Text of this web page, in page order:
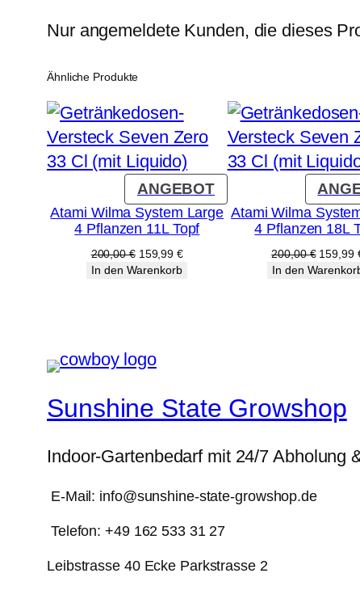
Nur angemeldete Kunden, die dieses
Ähnliche Produkte
ANGEBOTPRODUKT
IM
ANGEBOT
Atami Wilma System Large
4 Pflanzen 11L Topf
200,00€ Ursprünglicher
Preis
159,99€Aktueller
Preis
In den Warenkorb
Atami Wilma
4 Pflanzen 18L
200,00€
Preis
159,99
In den
Sunshine State Growshop
Indoor-Gartenbedarf mit 24/7 Abholung
E-Mail: info@sunshine-state-growshop.de
Telefon: +49 162 533 31 27
Leibstrasse 40 Ecke Parkstrasse 2